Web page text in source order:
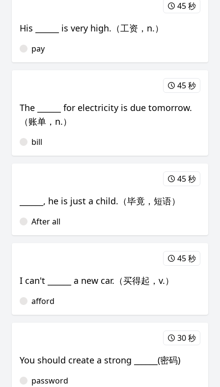
45 秒
His ______ is very high.（工资，n.）
pay
45 秒
The ______ for electricity is due tomorrow.
（账单，n.）
bill
45 秒
______, he is just a child.（毕竟，短语）
After all
45 秒
I can't ______ a new car.（买得起，v.）
afford
30 秒
You should create a strong ______(密码)
password